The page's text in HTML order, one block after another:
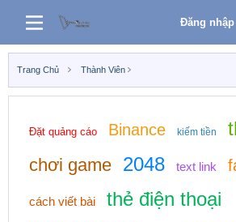
Đăng nhập
Trang Chủ Thành Viên
Đặt quảng cáo Binance kiếm tiền
chơi game 2048 text link
cách viết bài thẻ điện thoại